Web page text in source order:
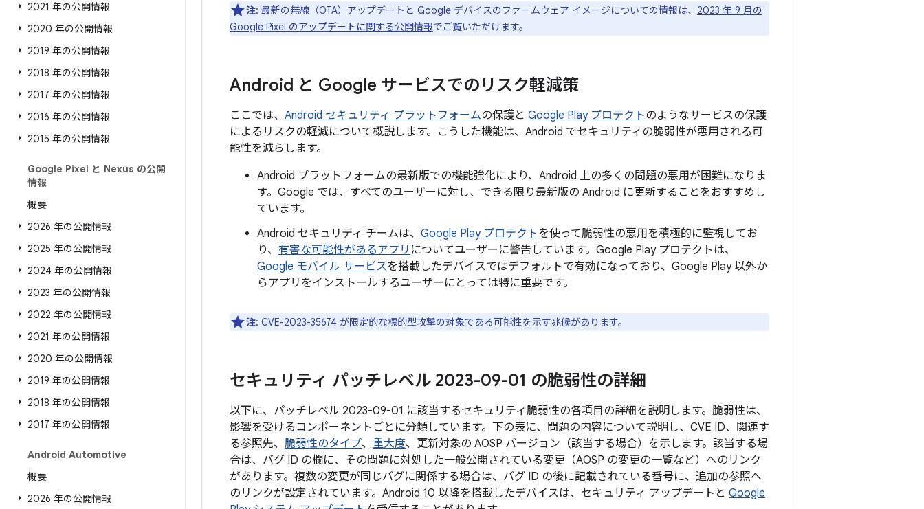
2021 年の公開情報
2020 年の公開情報
2019 年の公開情報
2018 年の公開情報
2017 年の公開情報
2016 年の公開情報
2015 年の公開情報
Google Pixel と Nexus の公開
情報
概要
2026 年の公開情報
2025 年の公開情報
2024 年の公開情報
2023 年の公開情報
2022 年の公開情報
2021 年の公開情報
2020 年の公開情報
2019 年の公開情報
2018 年の公開情報
2017 年の公開情報
Android Automotive
概要
2026 年の公開情報
注: 最新の無線（OTA）アップデートと Google デバイスのファームウェア イメージについての情報は、 2023 年 9 月の
Google Pixel のアップデートに関する公開情報でご覧いただけます。
Android と Google サービスでのリスク軽減策
ここでは、 Android セキュリティ プラットフォームの保護と Google Play プロテクトのようなサービスの保護
によるリスクの軽減について概説します。こうした機能は、Android でセキュリティの脆弱性が悪用される可
能性を減らします。
Android プラットフォームの最新版での機能強化により、Android 上の多くの問題の悪用が困難になりま
す。Google では、すべてのユーザーに対し、できる限り最新版の Android に更新することをおすすめし
ています。
Android セキュリティ チームは、 Google Play プロテクトを使って脆弱性の悪用を積極的に監視してお
り、 有害な可能性があるアプリ についてユーザーに警告しています。Google Play プロテクトは、
Google モバイル サービスを搭載したデバイスではデフォルトで有効になっており、Google Play 以外か
らアプリをインストールするユーザーにとっては特に重要です。
注: CVE-2023-35674 が限定的な標的型攻撃の対象である可能性を示す兆候があります。
セキュリティ パッチレベル 2023-09-01 の脆弱性の詳細
以下に、パッチレベル 2023-09-01 に該当するセキュリティ脆弱性の各項目の詳細を説明します。脆弱性は、
影響を受けるコンポーネントごとに分類しています。下の表に、問題の内容について説明し、CVE ID、関連す
る参照先、 脆弱性のタイプ、 重大度、更新対象の AOSP バージョン（該当する場合）を示します。該当する場
合は、バグ ID の欄に、その問題に対処した一般公開されている変更（AOSP の変更の一覧など）へのリンク
があります。複数の変更が同じバグに関係する場合は、バグ ID の後に記載されている番号に、追加の参照へ
のリンクが設定されています。Android 10 以降を搭載したデバイスは、セキュリティ アップデートと Google